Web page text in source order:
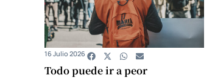
Todo puede ir a peor
16 Julio 2026